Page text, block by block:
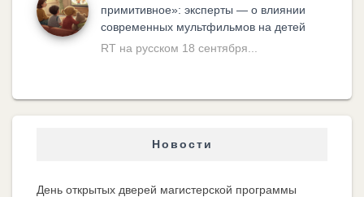
примитивное»: эксперты — о влиянии
современных мультфильмов на детей
RT на русском 18 сентября...
Новости
День открытых дверей магистерской программы